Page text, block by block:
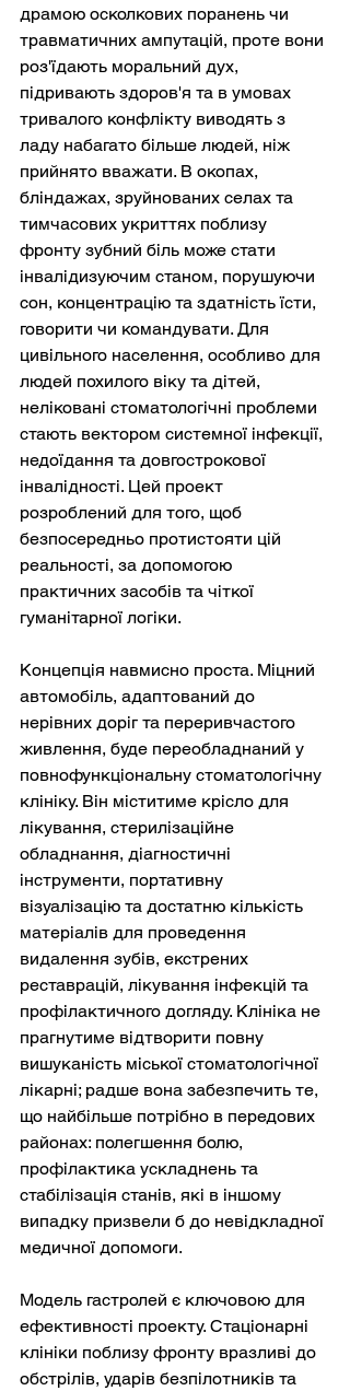
драмою осколкових поранень чи
травматичних ампутацій, проте вони
роз'їдають моральний дух,
підривають здоров'я та в умовах
тривалого конфлікту виводять з
ладу набагато більше людей, ніж
прийнято вважати. В окопах,
бліндажах, зруйнованих селах та
тимчасових укриттях поблизу
фронту зубний біль може стати
інвалідизуючим станом, порушуючи
сон, концентрацію та здатність їсти,
говорити чи командувати. Для
цивільного населення, особливо для
людей похилого віку та дітей,
неліковані стоматологічні проблеми
стають вектором системної інфекції,
недоїдання та довгострокової
інвалідності. Цей проект
розроблений для того, щоб
безпосередньо протистояти цій
реальності, за допомогою
практичних засобів та чіткої
гуманітарної логіки.
Концепція навмисно проста. Міцний
автомобіль, адаптований до
нерівних доріг та переривчастого
живлення, буде переобладнаний у
повнофункціональну стоматологічну
клініку. Він міститиме крісло для
лікування, стерилізаційне
обладнання, діагностичні
інструменти, портативну
візуалізацію та достатню кількість
матеріалів для проведення
видалення зубів, екстрених
реставрацій, лікування інфекцій та
профілактичного догляду. Клініка не
прагнутиме відтворити повну
вишуканість міської стоматологічної
лікарні; радше вона забезпечить те,
що найбільше потрібно в передових
районах: полегшення болю,
профілактика ускладнень та
стабілізація станів, які в іншому
випадку призвели б до невідкладної
медичної допомоги.
Модель гастролей є ключовою для
ефективності проекту. Стаціонарні
клініки поблизу фронту вразливі до
обстрілів, ударів безпілотників та